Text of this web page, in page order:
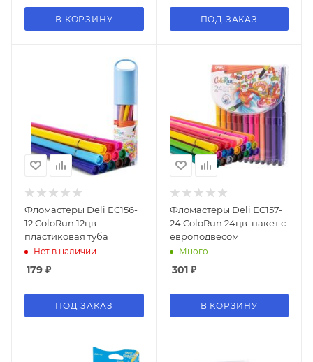
В КОРЗИНУ ПОД ЗАКАЗ
Фломастеры Deli EC156-
12 ColoRun 12цв.
пластиковая туба
Нет в наличии
179 ₽
ПОД ЗАКАЗ
Фломастеры Deli EC157-
24 ColoRun 24цв. пакет с
европодвесом
Много
301₽
В КОРЗИНУ